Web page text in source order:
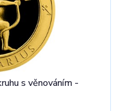
s věnováním -